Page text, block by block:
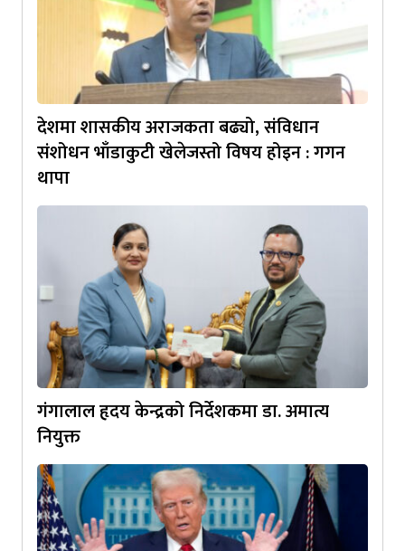
देशमा शासकीय अराजकता बढ्यो, संविधान
संशोधन भाँडाकुटी खेलेजस्तो विषय होइन : गगन
थापा
गंगालाल हृदय केन्द्रको निर्देशकमा डा. अमात्य
नियुक्त